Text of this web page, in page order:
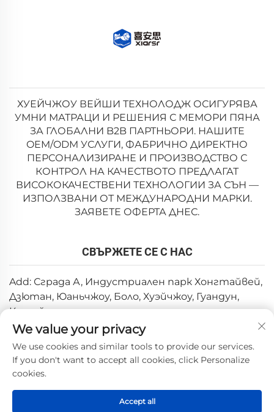
ХУЕЙЧЖОУ ВЕЙШИ ТЕХНОЛОДЖ ОСИГУРЯВА
УМНИ МАТРАЦИ И РЕШЕНИЯ С МЕМОРИ ПЯНА
ЗА ГЛОБАЛНИ B2B ПАРТНЬОРИ. НАШИТЕ
OEM/ODM УСЛУГИ, ФАБРИЧНО ДИРЕКТНО
ПЕРСОНАЛИЗИРАНЕ И ПРОИЗВОДСТВО С
КОНТРОЛ НА КАЧЕСТВОТО ПРЕДЛАГАТ
ВИСОКОКАЧЕСТВЕНИ ТЕХНОЛОГИИ ЗА СЪН —
ИЗПОЛЗВАНИ ОТ МЕЖДУНАРОДНИ МАРКИ.
ЗАЯВЕТЕ ОФЕРТА ДНЕС.
СВЪРЖЕТЕ СЕ С НАС
Add: Сграда А, Индустриален парк Хонгтайвей,
Дзютан, Юаньчжоу, Боло, Хуэйчжоу, Гуандун,
Китай
Имейл:[email protected]
Тел.: +86-0752-6688646
Политика за поверителност
We value your privacy
We use cookies and similar tools to provide our services.
If you don't want to accept all cookies, click Personalize
cookies.
Accept all